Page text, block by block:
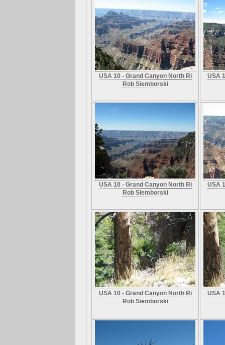
USA 10 - Grand Canyon North Ri
Rob Siemborski
USA
USA 10 - Grand Canyon North Ri
Rob Siemborski
USA
USA 10 - Grand Canyon North Ri
Rob Siemborski
USA